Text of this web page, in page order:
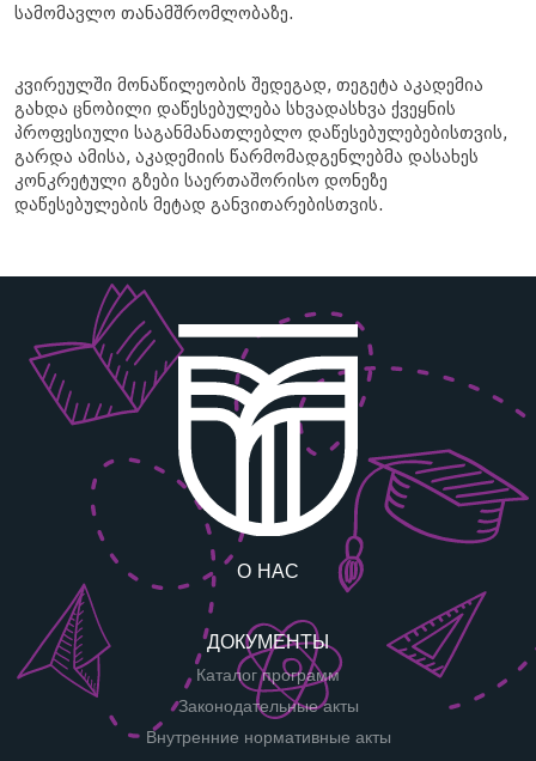
სამომავლო თანამშრომლობაზე.
კვირეულში მონაწილეობის შედეგად, თეგეტა აკადემია
გახდა ცნობილი დაწესებულება სხვადასხვა ქვეყნის
პროფესიული საგანმანათლებლო დაწესებულებებისთვის,
გარდა ამისა, აკადემიის წარმომადგენლებმა დასახეს
კონკრეტული გზები საერთაშორისო დონეზე
დაწესებულების მეტად განვითარებისთვის.
О НАС
ДОКУМЕНТЫ
Каталог программ
Законодательные акты
Внутренние нормативные акты